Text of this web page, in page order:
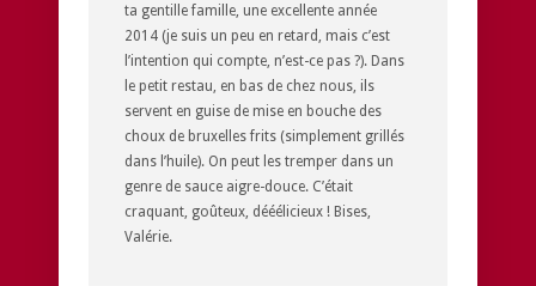
ta gentille famille, une excellente année
2014 (je suis un peu en retard, mais c’est
l’intention qui compte, n’est-ce pas ?). Dans
le petit restau, en bas de chez nous, ils
servent en guise de mise en bouche des
choux de bruxelles frits (simplement grillés
dans l’huile). On peut les tremper dans un
genre de sauce aigre-douce. C’était
craquant, goûteux, dééélicieux ! Bises,
Valérie.